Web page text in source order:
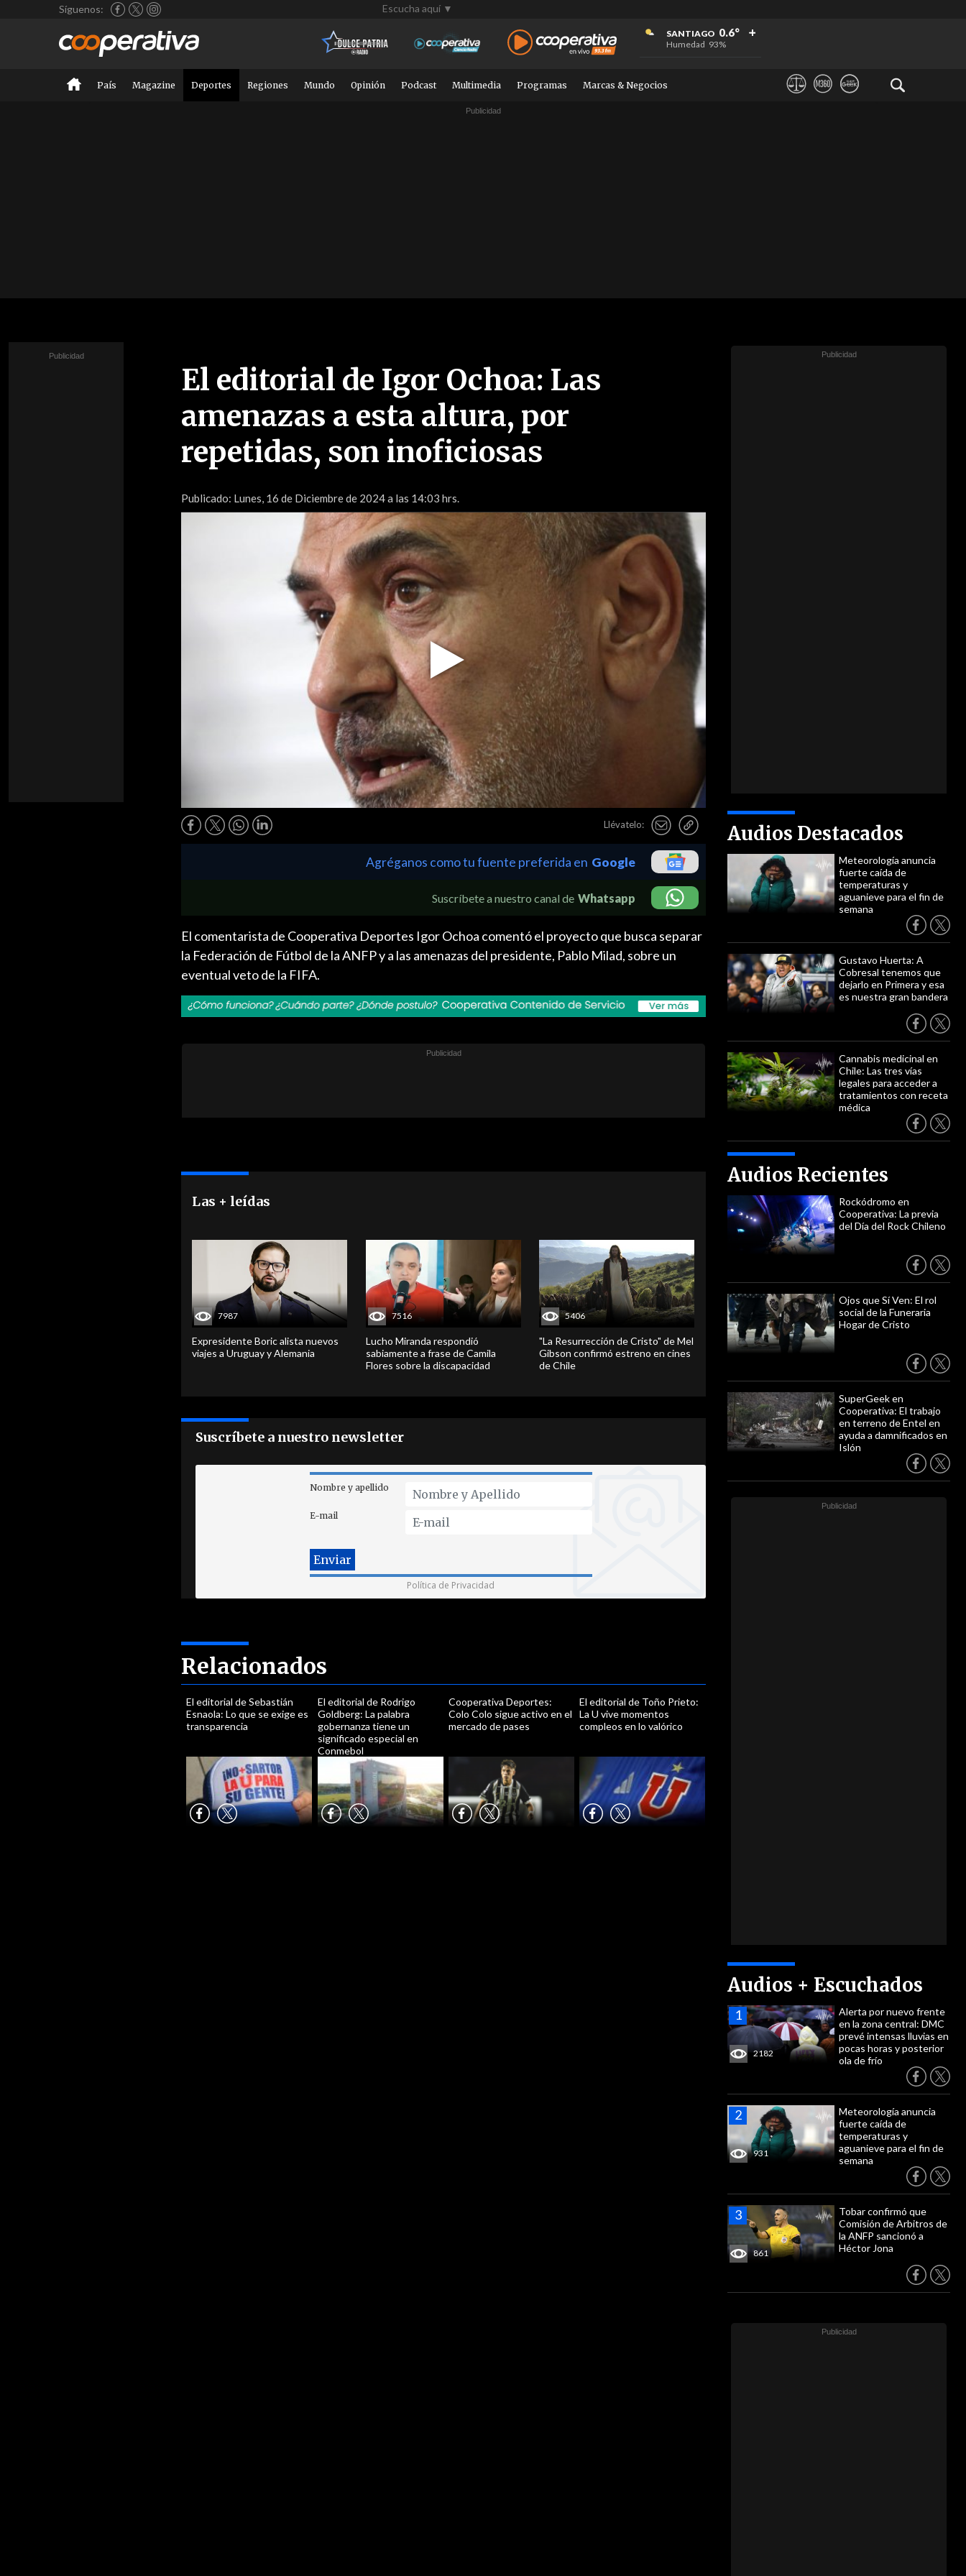
Síguenos: Escucha aquí ▼
SANTIAGO 0.6°
Humedad 93%
+
+
+
País Magazine Deportes Regiones Mundo Opinión Podcast Multimedia Programas Marcas & Negocios
El editorial de Igor Ochoa: Las
amenazas a esta altura, por
repetidas, son inoficiosas
Publicado: Lunes, 16 de Diciembre de 2024 a las 14:03 hrs.
Play
Video
Llévatelo: Audios Destacados
Meteorología anuncia
fuerte caída de
temperaturas y
aguanieve para el fin de
semana
Gustavo Huerta: A
Cobresal tenemos que
dejarlo en Primera y esa
es nuestra gran bandera
Cannabis medicinal en
Chile: Las tres vías
legales para acceder a
tratamientos con receta
médica
Audios Recientes
Rockódromo en
Cooperativa: La previa
del Día del Rock Chileno
Ojos que Sí Ven: El rol
social de la Funeraria
Hogar de Cristo
SuperGeek en
Cooperativa: El trabajo
en terreno de Entel en
ayuda a damnificados en
Islón
Audios + Escuchados
2182
Alerta por nuevo frente
en la zona central: DMC
prevé intensas lluvias en
pocas horas y posterior
ola de frío
931
Meteorología anuncia
fuerte caída de
temperaturas y
aguanieve para el fin de
semana
861
Tobar confirmó que
Comisión de Arbitros de
la ANFP sancionó a
Héctor Jona
Agréganos como tu fuente preferida en Google
Suscríbete a nuestro canal de Whatsapp
El comentarista de Cooperativa Deportes Igor Ochoa comentó el proyecto que busca separar
la Federación de Fútbol de la ANFP y a las amenazas del presidente, Pablo Milad, sobre un
eventual veto de la FIFA.
Las + leídas
7987
Expresidente Boric alista nuevos
viajes a Uruguay y Alemania
7516
Lucho Miranda respondió
sabiamente a frase de Camila
Flores sobre la discapacidad
5406
"La Resurrección de Cristo" de Mel
Gibson confirmó estreno en cines
de Chile
Suscríbete a nuestro newsletter
Nombre y apellido
E-mail
Política de Privacidad
Relacionados
El editorial de Sebastián
Esnaola: Lo que se exige es
transparencia
El editorial de Rodrigo
Goldberg: La palabra
gobernanza tiene un
significado especial en
Conmebol
Cooperativa Deportes:
Colo Colo sigue activo en el
mercado de pases
El editorial de Toño Prieto:
La U vive momentos
compleos en lo valórico